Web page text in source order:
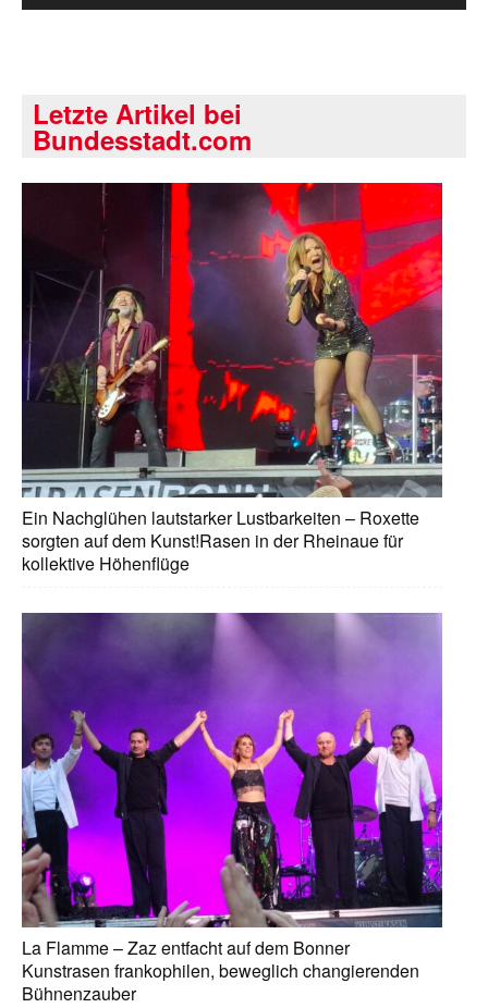
Letzte Artikel bei
Bundesstadt.com
Ein Nachglühen lautstarker Lustbarkeiten – Roxette
sorgten auf dem Kunst!Rasen in der Rheinaue für
kollektive Höhenflüge
La Flamme – Zaz entfacht auf dem Bonner
Kunstrasen frankophilen, beweglich changierenden
Bühnenzauber